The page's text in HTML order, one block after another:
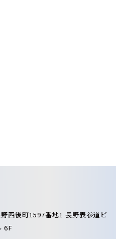
西後町1597番地1 長野表参道ビ
6F